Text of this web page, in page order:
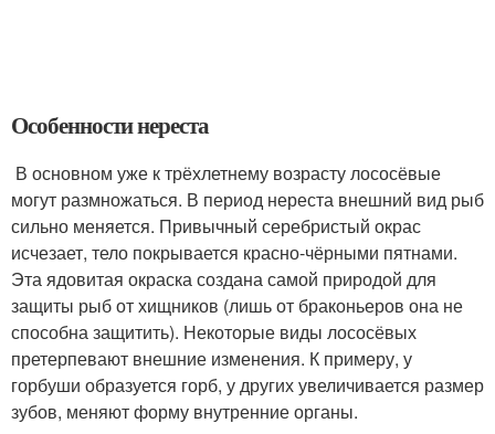
Особенности нереста
В основном уже к трёхлетнему возрасту лососёвые
могут размножаться. В период нереста внешний вид рыб
сильно меняется. Привычный серебристый окрас
исчезает, тело покрывается красно-чёрными пятнами.
Эта ядовитая окраска создана самой природой для
защиты рыб от хищников (лишь от браконьеров она не
способна защитить). Некоторые виды лососёвых
претерпевают внешние изменения. К примеру, у
горбуши образуется горб, у других увеличивается размер
зубов, меняют форму внутренние органы.